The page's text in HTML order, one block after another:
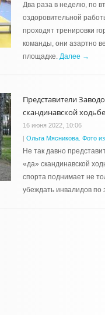
Два раза в неделю, по
оздоровительной
проходят тренировки
команды, они азартно
площадке. Далее →
Представители
скандинавской ходьбе
16 июня 2022, 10:06
| Ольга Мясникова. Фото
Не так давно
«да» скандинавской
спорта поднимает не
убеждать инвалидов